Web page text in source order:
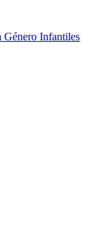
Género Infantiles